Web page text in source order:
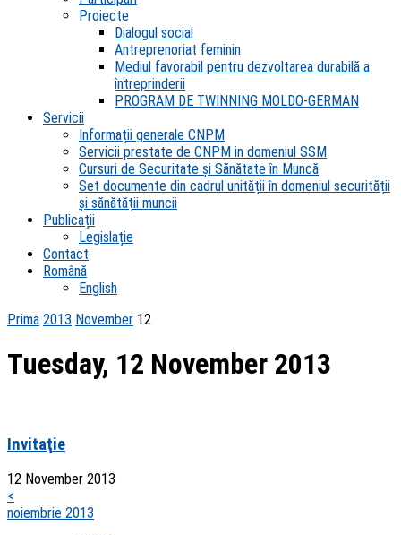
Proiecte
Dialogul social
Antreprenoriat feminin
Mediul favorabil pentru dezvoltarea durabilă a
întreprinderii
PROGRAM DE TWINNING MOLDO-GERMAN
Servicii
Informații generale CNPM
Servicii prestate de CNPM in domeniul SSM
Cursuri de Securitate și Sănătate în Muncă
Set documente din cadrul unității în domeniul securității
și sănătății muncii
Publicații
Legislație
Contact
Română
English
Prima 2013 November 12
Tuesday, 12 November 2013
Invitaţie
12 November 2013
<
noiembrie 2013